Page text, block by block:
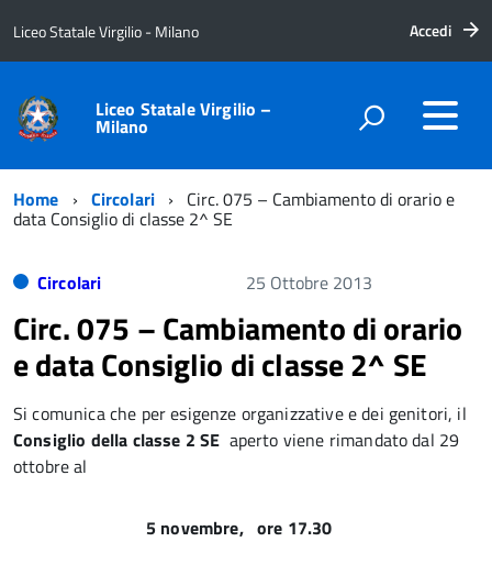
Liceo Statale Virgilio - Milano Accedi
Liceo Statale Virgilio –
Milano
Home Circolari Circ. 075 – Cambiamento di orario e
data Consiglio di classe 2^ SE
Circolari 25 Ottobre 2013
Circ. 075 – Cambiamento di orario
e data Consiglio di classe 2^ SE
Si comunica che per esigenze organizzative e dei genitori, il
Consiglio della classe 2 SE aperto viene rimandato dal 29
ottobre al
5 novembre, ore 17.30